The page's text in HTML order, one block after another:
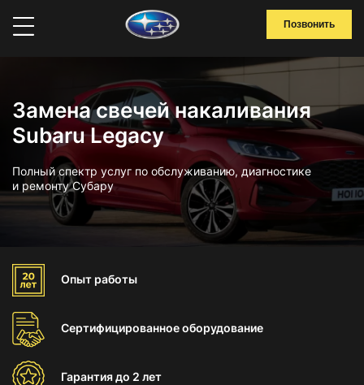
Позвонить
Замена свечей накаливания
Subaru Legacy
Полный спектр услуг по обслуживанию, диагностике
и ремонту Субару
Опыт работы
Сертифицированноеоборудование
Гарантиядо 2 лет